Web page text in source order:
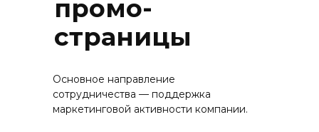
промо-
страницы
Основное направление
сотрудничества — поддержка
маркетинговой активности компании.